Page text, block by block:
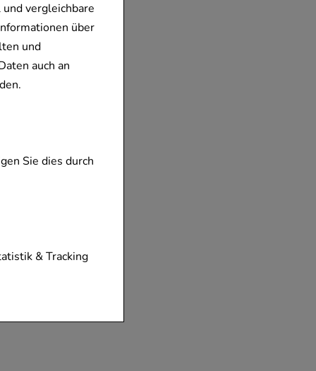
vergleichbare
über
und
auch an
Sie dies durch
unserer
nicht
& Tracking